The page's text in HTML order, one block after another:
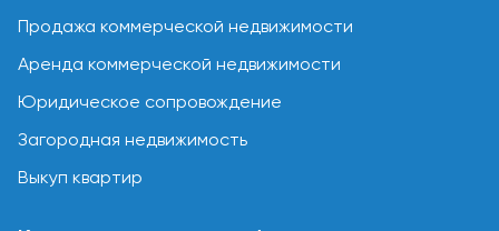
Продажа коммерческой недвижимости
Аренда коммерческой недвижимости
Юридическое сопровождение
Загородная недвижимость
Выкуп квартир